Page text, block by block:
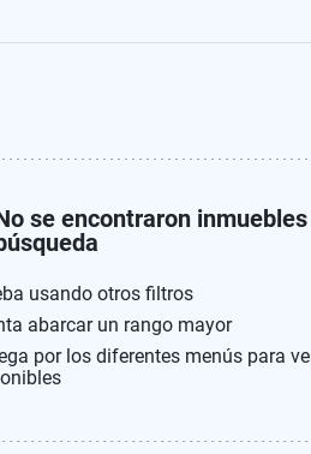
se encontraron
usando otros filtros
abarcar un rango mayor
por los diferentes menús para